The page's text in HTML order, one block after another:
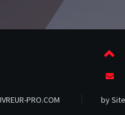
PRO.COM by